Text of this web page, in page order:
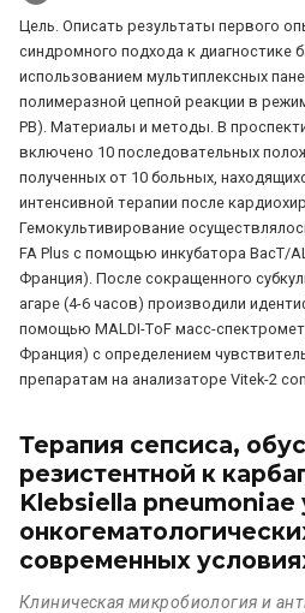
Цель. Описать результаты первого
синдромного подхода к диагностике
использованием мультиплексных
полимеразной цепной реакции в
РВ). Материалы и методы. В
включено 10 последовательных
полученных от 10 больных,
интенсивной терапии после
Гемокультивирование
FA Plus с помощью инкубатора BacT/
Франция). После сокращенного
агаре (4-6 часов) производили
помощью MALDI-TоF масс-
Франция) с определением
препаратам на анализаторе Vitek-2
Терапия сепсиса,
резистентной к
Klebsiellа pneumoniae
современных
Клиническая микробиология и